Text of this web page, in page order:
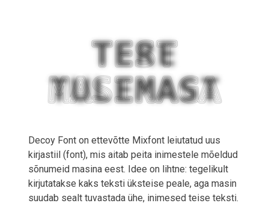
Decoy Font on ettevõtte Mixfont leiutatud uus
kirjastiil (font), mis aitab peita inimestele mõeldud
sõnumeid masina eest. Idee on lihtne: tegelikult
kirjutatakse kaks teksti üksteise peale, aga masin
suudab sealt tuvastada ühe, inimesed teise teksti.